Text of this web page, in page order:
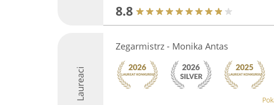
8.8
Laureaci
Zegarmistrz - Monika Antas